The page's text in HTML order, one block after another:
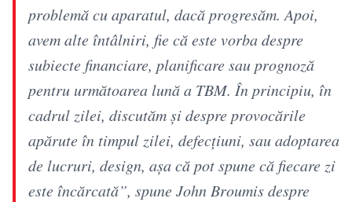
problemă cu aparatul, dacă progresăm. Apoi,
avem alte întâlniri, fie că este vorba despre
subiecte financiare, planificare sau prognoză
pentru următoarea lună a TBM. În principiu, în
cadrul zilei, discutăm și despre provocările
apărute în timpul zilei, defecțiuni, sau adoptarea
de lucruri, design, așa că pot spune că fiecare zi
este încărcată”, spune John Broumis despre